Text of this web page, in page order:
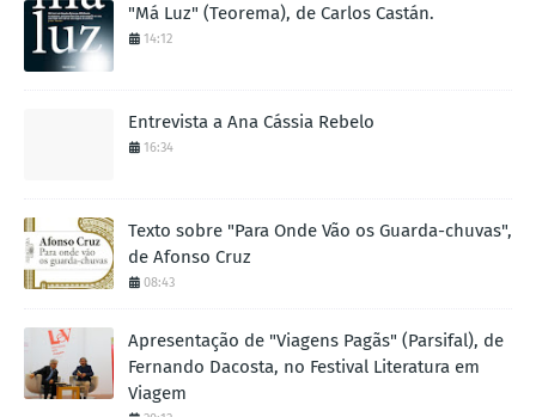
"Má Luz" (Teorema), de Carlos Castán.
14:12
Entrevista a Ana Cássia Rebelo
16:34
Texto sobre "Para Onde Vão os Guarda-chuvas",
de Afonso Cruz
08:43
Apresentação de "Viagens Pagãs" (Parsifal), de
Fernando Dacosta, no Festival Literatura em
Viagem